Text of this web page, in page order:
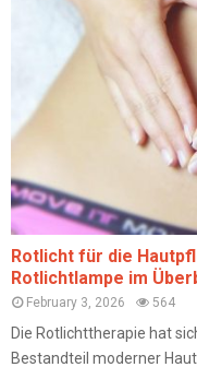
Rotlicht für die
Rotlichtlampe im
February 3, 2026 564
Die Rotlichttherapie hat
Bestandteil moderner